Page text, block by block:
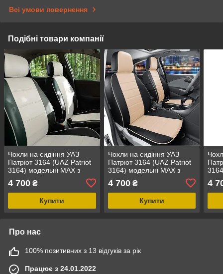
Всі умови повернення
Подібні товари компанії
Чохли на сидіння УАЗ
Патріот 3164 (UAZ Patriot
3164) модельні MAX з
4 700 ₴
Купити
Чохли на сидіння УАЗ
Патріот 3164 (UAZ Patriot
3164) модельні MAX з
екошкіри Чорно-бежевий
4 700₴
Купити
4
Про нас
100% позитивних з 13 відгуків за рік
Працює з 24.01.2022